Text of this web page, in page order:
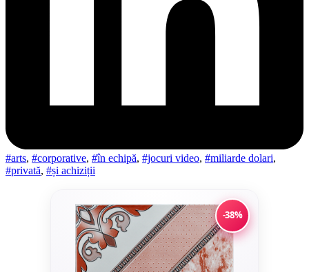
#arts, #corporative, #în echipă, #jocuri video, #miliarde dolari,
#privată, #și achiziții
-38%